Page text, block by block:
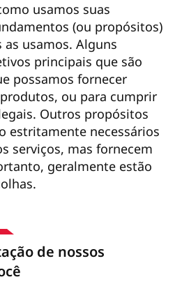
usamos suas
(ou propósitos)
usamos. Alguns
principais que são
possamos fornecer
ou para cumprir
Outros propósitos
estritamente necessários
serviços, mas fornecem
geralmente estão
de nossos